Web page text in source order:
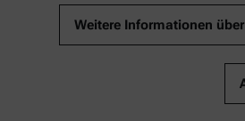
Weitere Informationen